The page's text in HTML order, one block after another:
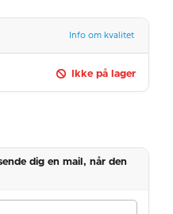
Info om kvalitet
Ikke på lager
dig en mail, når den